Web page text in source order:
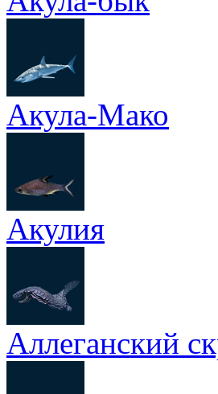
Акула-Мако
Акулия
Аллеганский